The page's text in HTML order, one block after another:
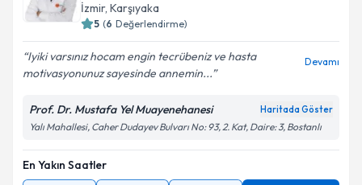
İzmir, Karşıyaka
5 (6 Değerlendirme)
Iyiki varsınız hocam engin tecrübeniz ve hasta
motivasyonunuz sayesinde annemin...
Devamı
Prof. Dr. Mustafa Yel Muayenehanesi Haritada Göster
Yalı Mahallesi, Caher Dudayev Bulvarı No: 93, 2. Kat, Daire: 3, Bostanlı
En Yakın Saatler